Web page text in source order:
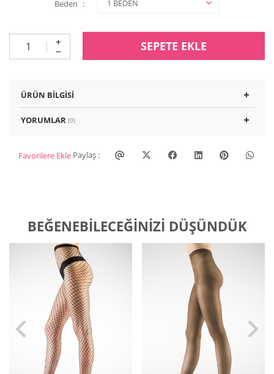
Beden
SEPETE EKLE
ÜRÜN BILGISI
YORUMLAR (0)
Favorilere Ekle Paylaş :
BEĞENEBILECEĞINIZI DÜŞÜNDÜK